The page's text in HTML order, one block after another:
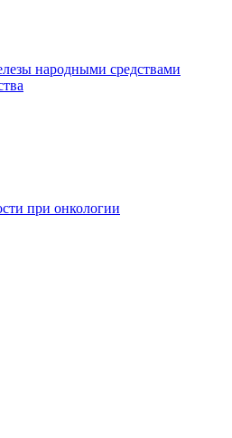
народными средствами
при онкологии